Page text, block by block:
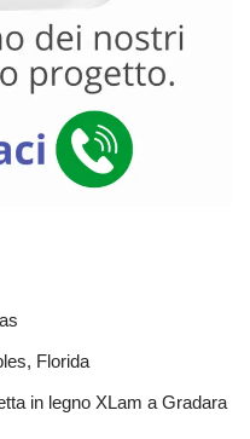
Florida
in legno XLam a Gradara